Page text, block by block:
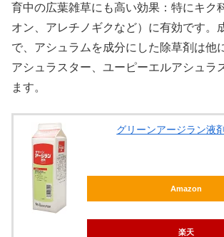
育中の広葉雑草にも高い効果：特にキク
オン、アレチノギクなど）に有効です。
で、アシュラムを成分にした除草剤は他
アシュラスター、ユーピーエルアシュラ
ます。
グリーンアージラン液
Amazon
楽天